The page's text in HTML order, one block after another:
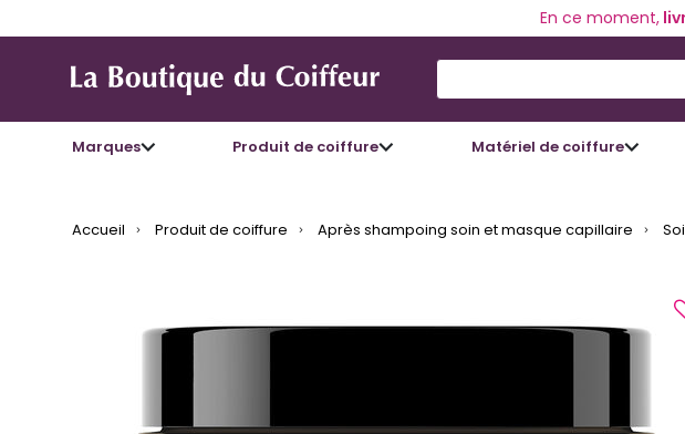
En ce moment,
Marques Produit de coiffure Matériel de coiffure
Accueil Produit de coiffure Après shampoing soin et masque capillaire